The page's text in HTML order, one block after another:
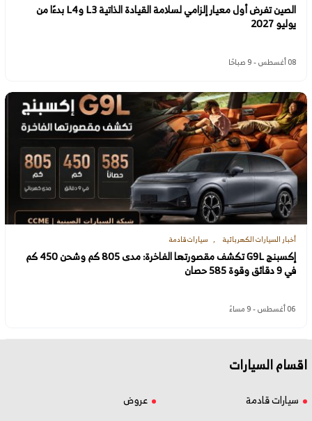
الصين تفرض أول معيار إلزامي لسلامة القيادة الذاتية L3 وL4 بدءًا من
يوليو 2027
08 أغسطس - 9 صباحًا
أخبار السيارات الكهربائية سيارات قادمة
إكسبنج G9L تكشف مقصورتها الفاخرة: مدى 805 كم وشحن 450 كم
في 9 دقائق وقوة 585 حصان
06 أغسطس - 9 مساءً
اقسام السيارات
سيارات قادمة
عروض